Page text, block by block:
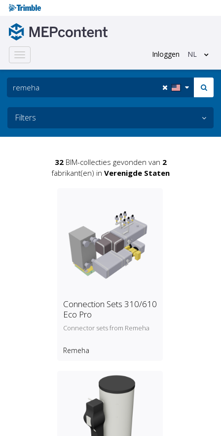
Toggle
navigation
Inloggen NL
Filters
32BIM-collecties gevonden van 2
fabrikant(en) in Verenigde Staten
Connection Sets 310/610
Eco Pro
Connector sets from Remeha
Remeha